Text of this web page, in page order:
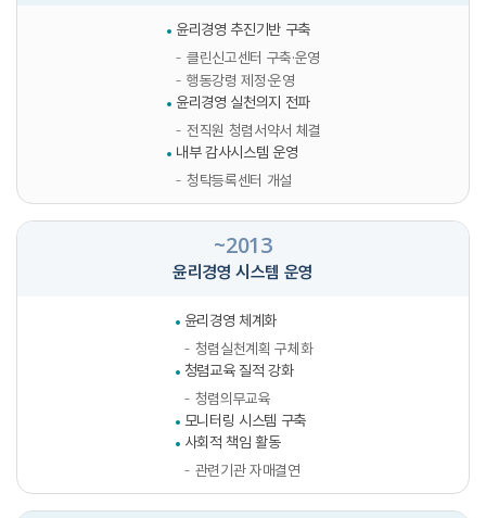
윤리경영 추진기반 구축
클린신고센터 구축·운영
행동강령 제정·운영
윤리경영 실천의지 전파
전직원 청렴서약서 체결
내부 감사시스템 운영
청탁등록센터 개설
~2013
윤리경영 시스템 운영
윤리경영 체계화
청렴실천계획 구체화
청렴교육 질적 강화
청렴의무교육
모니터링 시스템 구축
사회적 책임 활동
관련기관 자매결연